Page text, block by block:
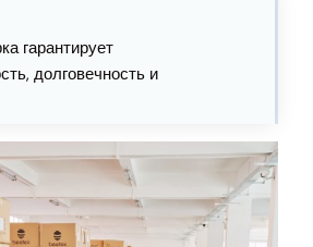
гарантирует
долговечность и